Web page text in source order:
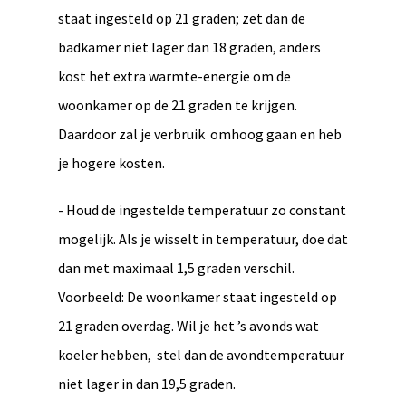
staat ingesteld op 21 graden; zet dan de
badkamer niet lager dan 18 graden, anders
kost het extra warmte-energie om de
woonkamer op de 21 graden te krijgen.
Daardoor zal je verbruik omhoog gaan en heb
je hogere kosten.
- Houd de ingestelde temperatuur zo constant
mogelijk. Als je wisselt in temperatuur, doe dat
dan met maximaal 1,5 graden verschil.
Voorbeeld: De woonkamer staat ingesteld op
21 graden overdag. Wil je het ’s avonds wat
koeler hebben, stel dan de avondtemperatuur
niet lager in dan 19,5 graden.